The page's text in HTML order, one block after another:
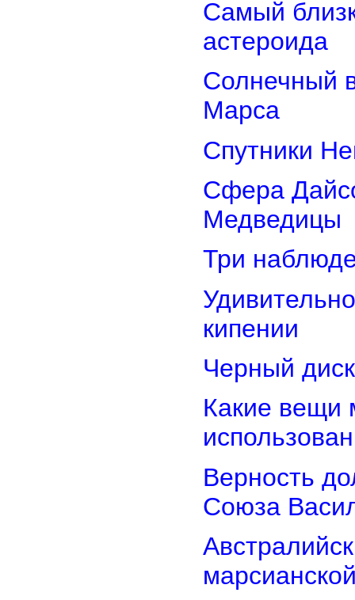
Самый
астероида
Солнечный
Марса
Спутники
Сфера
Медведицы
Три
кипении
Черный
Какие вещи
Верность
Союза